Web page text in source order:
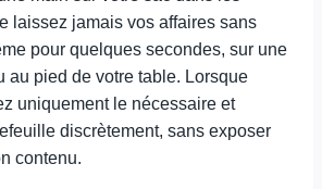
laissez jamais vos affaires sans
pour quelques secondes, sur une
au pied de votre table. Lorsque
uniquement le nécessaire et
discrètement, sans exposer
contenu.